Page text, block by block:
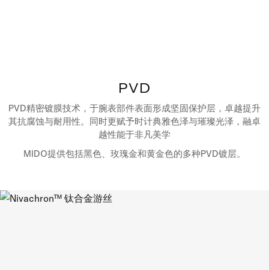
PVD
PVD精密镀膜技术，于腕表部件表面形成坚固保护层，卓越提升
其抗腐蚀与耐用性。同时更赋予时计典雅色泽与璀璨光泽，融卓
越性能于非凡美学
MIDO提供包括黑色、玫瑰金和黄金色的多种PVD镀层。